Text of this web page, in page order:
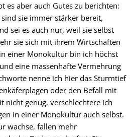
es aber auch Gutes zu berichten:
sie immer stärker bereit,
sei es auch nur, weil sie selbst
sie sich mit ihrem Wirtschaften
einer Monokultur bin ich höchst
eine massenhafte Vermehrung
nenne ich hier das Sturmtief
oder den Befall mit
nicht genug, verschlechtere ich
in einer Monokultur auch selbst.
wachse, fallen mehr